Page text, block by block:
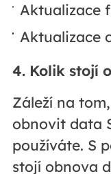
Aktualizace
Aktualizace
4. Kolik stojí
Záleží na
obnovit data
používáte. S
stojí obnova